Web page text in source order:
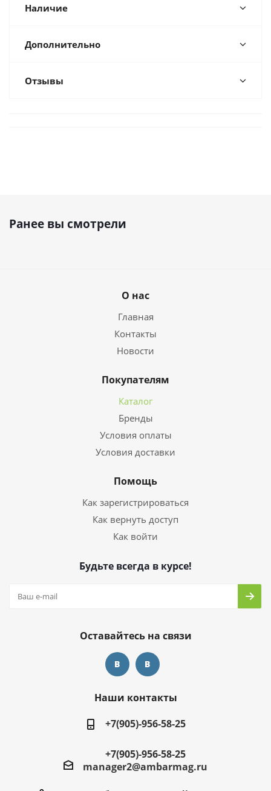
Наличие
Дополнительно
Отзывы
Ранее вы смотрели
О нас
Главная
Контакты
Новости
Покупателям
Каталог
Бренды
Условия оплаты
Условия доставки
Помощь
Как зарегистрироваться
Как вернуть доступ
Как войти
Будьте всегда в курсе!
Оставайтесь на связи
Наши контакты
+7(905)-956-58-25
+7(905)-956-58-25
manager2@ambarmag.ru